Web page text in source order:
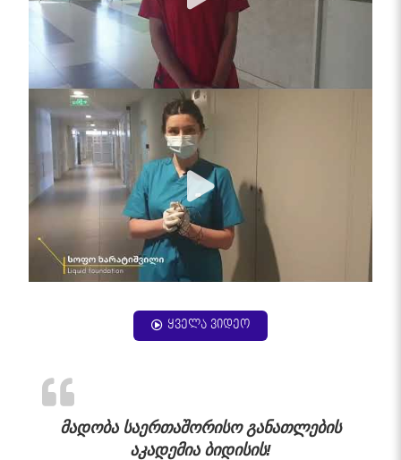
ყველა ვიდეო
მადობა საერთაშორისო განათლების
აკადემია ბიდისის!